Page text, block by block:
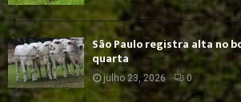
São Paulo registra alta no
quarta
julho 23, 2026 0